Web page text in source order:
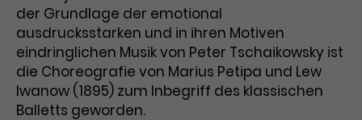
Name _gid
Anbieter Google Analytics
Zweck
die Effizienz von Werbeanzeigen zu
messen und Conversions zu
speichern. Dieses Cookie hilft dabei
nachzuvollziehen, ob Nutzer über
Google-Anzeigen auf unsere
Website gelangt sind.
der Grundlage der emotional
ausdrucksstarken und in ihren Motiven
eindringlichen Musik von Peter Tschaikowsky ist
die Choreografie von Marius Petipa und Lew
Iwanow (1895) zum Inbegriff des klassischen
Balletts geworden.